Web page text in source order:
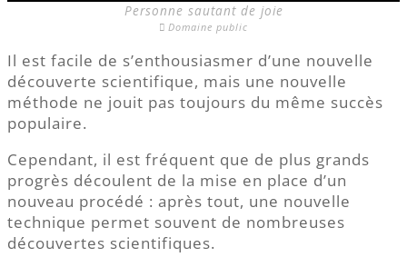
Personne sautant de joie
Domaine public
Il est facile de s’enthousiasmer d’une nouvelle
découverte scientifique, mais une nouvelle
méthode ne jouit pas toujours du même succès
populaire.
Cependant, il est fréquent que de plus grands
progrès découlent de la mise en place d’un
nouveau procédé : après tout, une nouvelle
technique permet souvent de nombreuses
découvertes scientifiques.